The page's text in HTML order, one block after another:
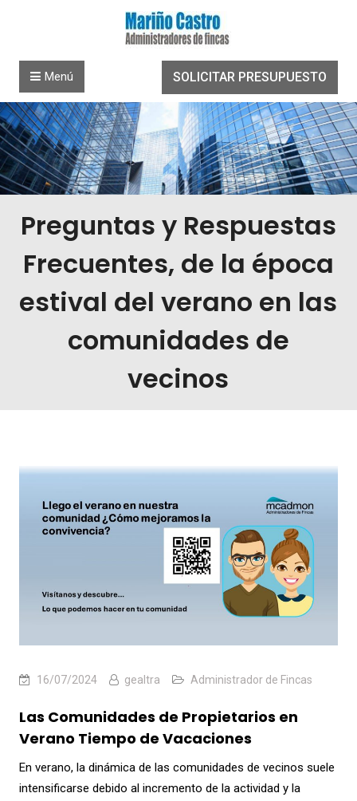
SOLICITAR PRESUPUESTO
Menú
Preguntas y Respuestas
Frecuentes, de la época
estival del verano en las
comunidades de
vecinos
16/07/2024 gealtra Administrador de Fincas
Las Comunidades de Propietarios en
Verano Tiempo de Vacaciones
En verano, la dinámica de las comunidades de vecinos suele
intensificarse debido al incremento de la actividad y la